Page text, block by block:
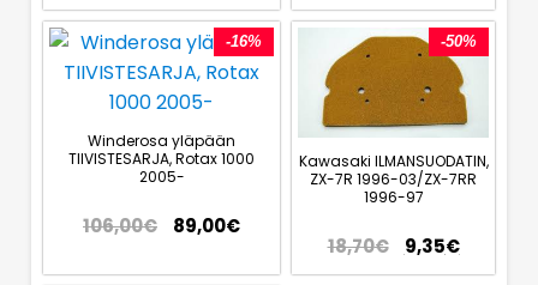
-16%
Winderosa yläpään
TIIVISTESARJA, Rotax 1000
2005-
106,00€ 89,00€
-50%
Kawasaki ILMANSUODATIN,
ZX-7R 1996-03/ZX-7RR
1996-97
18,70€ 9,35€